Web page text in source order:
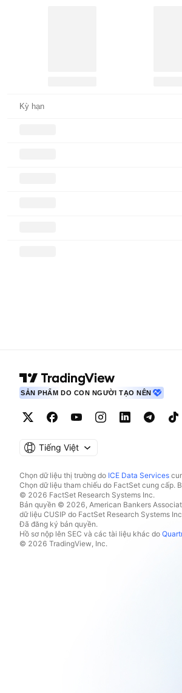
Kỳ hạn
SẢN PHẨM DO CON NGƯỜI TẠO NÊN
Tiếng Việt
Chọn dữ liệu thị trường do ICE Data Services
Chọn dữ liệu tham chiếu do FactSet cung cấp.
© 2026 FactSet Research Systems Inc.
Bản quyền © 2026, American Bankers
dữ liệu CUSIP do FactSet Research Systems
Đã đăng ký bản quyền.
Hồ sơ nộp lên SEC và các tài liệu khác do
© 2026 TradingView, Inc.